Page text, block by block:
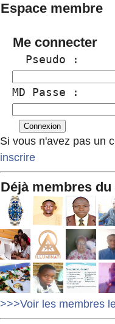
Espace membre
Me connecter
  Pseudo :
MD Passe :
Si vous n'avez pas un
inscrire
Déjà membres du
>>>Voir les membres